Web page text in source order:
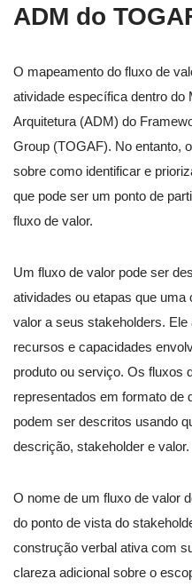
ADM do
O mapeamento do fluxo de
atividade específica dentro do
Arquitetura (ADM) do
Group (TOGAF). No entanto,
sobre como identificar e
que pode ser um ponto de
fluxo de valor.
Um fluxo de valor pode ser
atividades ou etapas que uma
valor a seus stakeholders.
recursos e capacidades
produto ou serviço. Os fluxos
representados em formato de
podem ser descritos usando
descrição, stakeholder e valor.
O nome de um fluxo de valor
do ponto de vista do
construção verbal ativa com
clareza adicional sobre o